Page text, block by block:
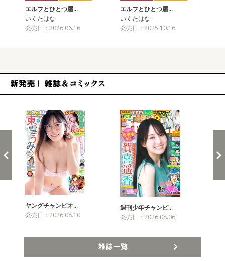
エルフとひとつ屋…
いくたはな
発売日：2026.06.16
エルフとひとつ屋…
いくたはな
発売日：2025.10.16
ヤングチャンピオ…
発売日：2026.08.10
週刊少年チャンピ…
発売日：2026.08.06